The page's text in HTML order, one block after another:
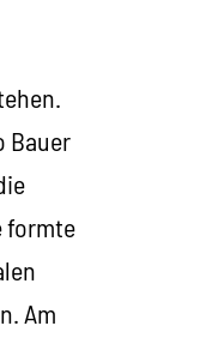
Bauer
formte
Am